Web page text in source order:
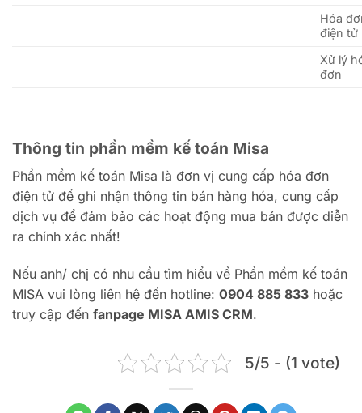
Hóa
điện tử
Xử lý
đơn
Thông tin phần mềm kế toán Misa
Phần mềm kế toán Misa là đơn vị cung cấp hóa đơn
điện tử để ghi nhận thông tin bán hàng hóa, cung cấp
dịch vụ để đảm bảo các hoạt động mua bán được diễn
ra chính xác nhất!
Nếu anh/ chị có nhu cầu tìm hiểu về Phần mềm kế toán
MISA vui lòng liên hệ đến hotline: 0904 885 833 hoặc
truy cập đến fanpage MISA AMIS CRM.
5/5 - (1 vote)